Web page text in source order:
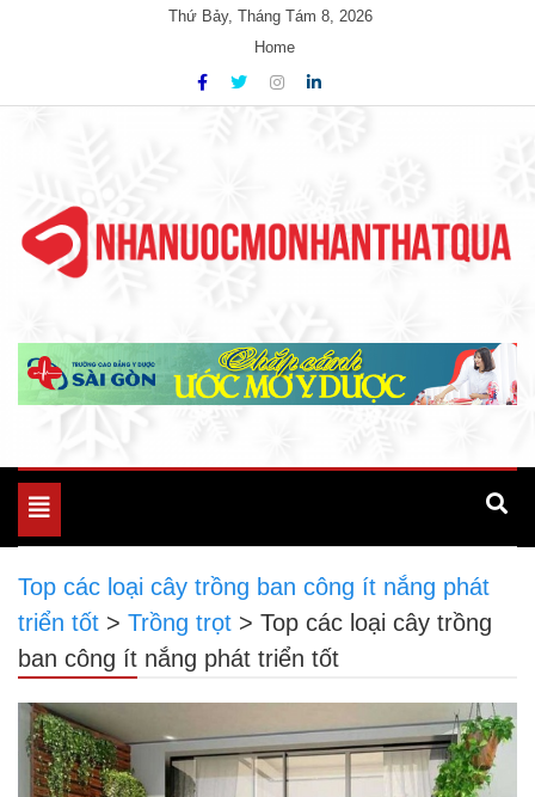
Thứ Bảy, Tháng Tám 8, 2026
Home
Ample Magazine
Unlimited Possibility Sites
Toggle
navigation
Top các loại cây trồng ban công ít nắng phát
triển tốt > Trồng trọt > Top các loại cây trồng
ban công ít nắng phát triển tốt